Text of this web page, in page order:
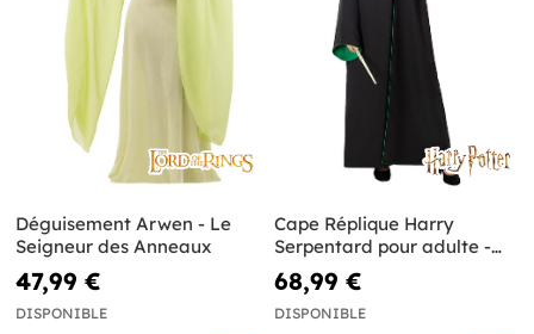
Déguisement Arwen - Le
Seigneur des Anneaux
47,99 €
DISPONIBLE
Cape Réplique Harry
Serpentard pour adulte -
Diamond Edition
68,99 €
DISPONIBLE